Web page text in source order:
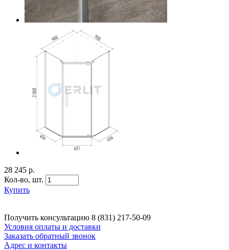
28 245 р.
Кол-во, шт.
Купить
Получить консультацию 8 (831) 217-50-09
Условия оплаты и доставки
Заказать обратный звонок
Адрес и контакты